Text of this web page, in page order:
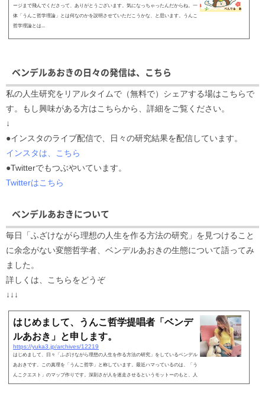
ージまで飛んでくださって、ありがとうございます。気になっちゃったんだからね。一
体「うんこ哲学理論」とは何なのかを説明させていただこうかな、と思います。うんこ
哲学理論とは...
ベンデルあおきの日々の発信は、こちら
私の人生研究をリアルタイムで（無料で）シェアする場はこちらで
す。もし興味がある方はこちらから、詳細をご覧ください。
↓
●インスタのライブ配信で、日々の研究結果を配信しています。
インスタは、こちら
●Twitterでもつぶやいています。
Twitterはこちら
ベンデルあおきについて
毎日「ふざけながら理想の人生を作る方法の研究」を見つけること
に余念がない変態哲学者、ベンデルあおきの生態について語ってみ
ました。
詳しくは、こちらをどうぞ
↓↓↓
はじめまして、うんこ哲学提唱者「ベンデ
ルあおき」と申します。
https://yuka3.jp/archives/12219
はじめまして、日々「ふざけながら理想の人生を作る方法の研究」をしているベンデル
あおきです。この真理を「うんこ哲学」と称しています。最近ハマっているのは、「う
んこクエスト」のマップ作りです。深刻さが人を迷走させるというモットーのもと、人
生をゲームと...